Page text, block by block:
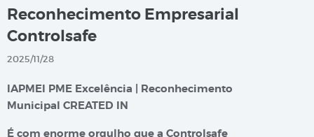
Reconhecimento Empresarial
Controlsafe
2025/11/28
IAPMEI PME Excelência | Reconhecimento
Municipal CREATED IN
É com enorme orgulho que a Controlsafe